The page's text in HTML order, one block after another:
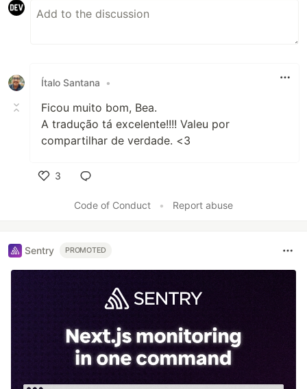
Ítalo Santana •
Ficou muito bom, Bea.
A tradução tá excelente!!!! Valeu por
compartilhar de verdade. <3
3
Code of Conduct
• Report abuse
Sentry PROMOTED